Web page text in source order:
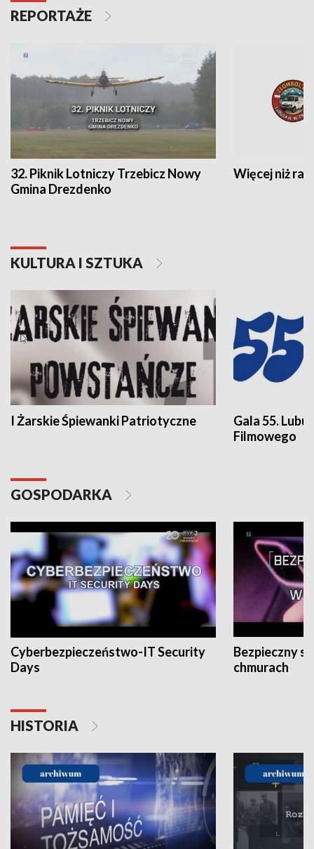
REPORTAŻE
32. Piknik Lotniczy Trzebicz Nowy
Gmina Drezdenko
Więcej niż rajd
KULTURA I SZTUKA
I Żarskie Śpiewanki Patriotyczne
Gala 55.
Filmowego
GOSPODARKA
Cyberbezpieczeństwo-IT Security
Days
Bezpieczny
chmurach
HISTORIA